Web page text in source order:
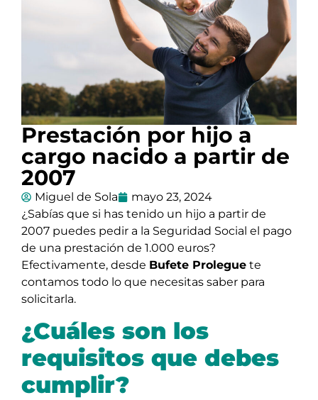
Prestación por hijo a
cargo nacido a partir de
2007
Miguel de Sola
mayo 23, 2024
¿Sabías que si has tenido un hijo a partir de
2007 puedes pedir a la Seguridad Social el pago
de una prestación de 1.000 euros?
Efectivamente, desde Bufete Prolegue te
contamos todo lo que necesitas saber para
solicitarla.
¿Cuáles son los
requisitos que debes
cumplir?